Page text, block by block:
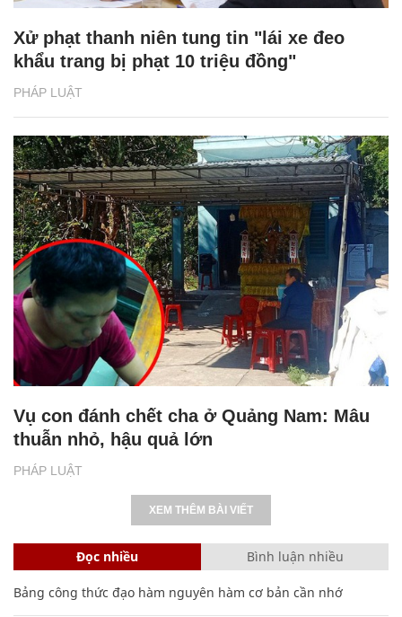
PHÁP LUẬT
Xử phạt thanh niên tung tin "lái xe đeo
khẩu trang bị phạt 10 triệu đồng"
PHÁP LUẬT
Vụ con đánh chết cha ở Quảng Nam: Mâu
thuẫn nhỏ, hậu quả lớn
XEM THÊM BÀI VIẾT
Đọc nhiều Bình luận nhiều
Bảng công thức đạo hàm nguyên hàm cơ bản cần nhớ